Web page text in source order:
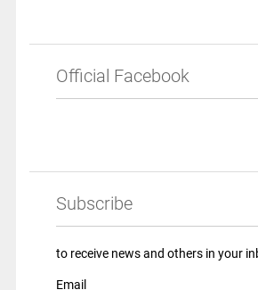
Official Facebook
Subscribe
to receive news and others in your
Email